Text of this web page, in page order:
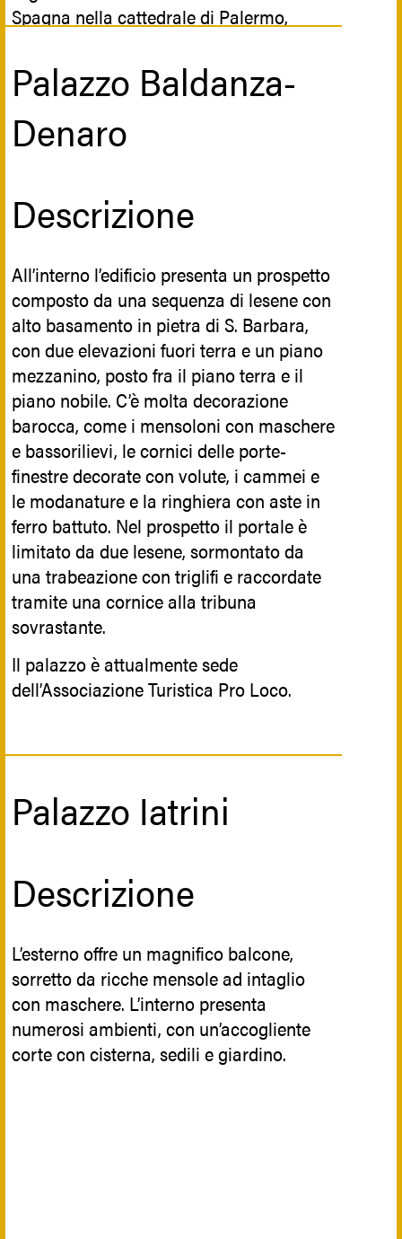
Spagna nella cattedrale di Palermo,
Ancora oggi un monumento posto
all'ingresso della cattedrale ricorda
l'evento.
Iconografia
Sui mensoloni sono presenti figure
mitologiche, come grifoni, cavalli alati e
mascheroni grotteschi.
Palazzo Baldanza-
Denaro
Descrizione
All’interno l’edificio presenta un prospetto
composto da una sequenza di lesene con
alto basamento in pietra di S. Barbara,
con due elevazioni fuori terra e un piano
mezzanino, posto fra il piano terra e il
piano nobile. C’è molta decorazione
barocca, come i mensoloni con maschere
e bassorilievi, le cornici delle porte-
finestre decorate con volute, i cammei e
le modanature e la ringhiera con aste in
ferro battuto. Nel prospetto il portale è
limitato da due lesene, sormontato da
una trabeazione con triglifi e raccordate
tramite una cornice alla tribuna
sovrastante.
Il palazzo è attualmente sede
dell’Associazione Turistica Pro Loco.
Palazzo Iatrini
Descrizione
L’esterno offre un magnifico balcone,
sorretto da ricche mensole ad intaglio
con maschere. L’interno presenta
numerosi ambienti, con un’accogliente
corte con cisterna, sedili e giardino.